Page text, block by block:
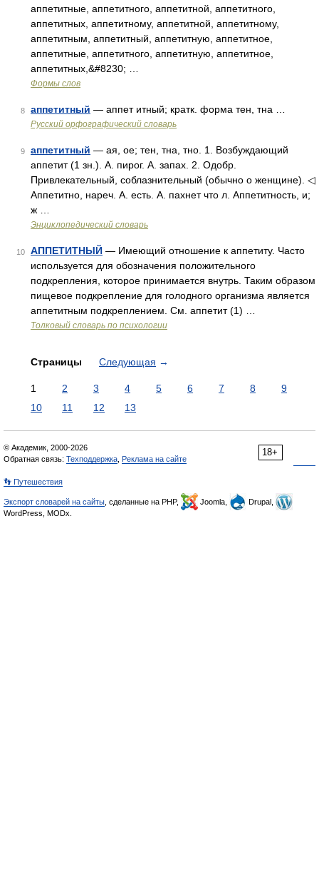
аппетитные, аппетитного, аппетитной, аппетитного,
аппетитных, аппетитному, аппетитной, аппетитному,
аппетитным, аппетитный, аппетитную, аппетитное,
аппетитные, аппетитного, аппетитную, аппетитное,
аппетитных,&#8230; …
Формы слов
8 аппетитный — аппет итный; кратк. форма тен, тна …
Русский орфографический словарь
9 аппетитный — ая, ое; тен, тна, тно. 1. Возбуждающий
аппетит (1 зн.). А. пирог. А. запах. 2. Одобр.
Привлекательный, соблазнительный (обычно о женщине). ◁
Аппетитно, нареч. А. есть. А. пахнет что л. Аппетитность, и;
ж …
Энциклопедический словарь
10 АППЕТИТНЫЙ — Имеющий отношение к аппетиту. Часто
используется для обозначения положительного
подкрепления, которое принимается внутрь. Таким образом
пищевое подкрепление для голодного организма является
аппетитным подкреплением. См. аппетит (1) …
Толковый словарь по психологии
Страницы Следующая →
1 2 3 4 5 6 7 8
9
10
11 12 13
18+
© Академик, 2000-2026
Обратная связь: Техподдержка Реклама на сайте
👣 Путешествия
Экспорт словарей на сайты , сделанные на PHP, Joomla,
Drupal,
WordPress, MODx.